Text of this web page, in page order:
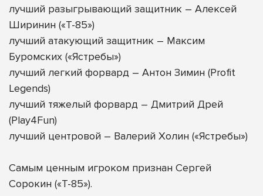
лучший разыгрывающий защитник – Алексей
Ширинин («Т-85»)
лучший атакующий защитник – Максим
Буромских («Ястребы»)
лучший легкий форвард – Антон Зимин (Profit
Legends)
лучший тяжелый форвард – Дмитрий Дрей
(Play4Fun)
лучший центровой – Валерий Холин («Ястребы»)
Самым ценным игроком признан Сергей
Сорокин («Т-85»).